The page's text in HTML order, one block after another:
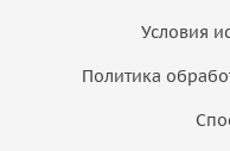
Условия
Политика